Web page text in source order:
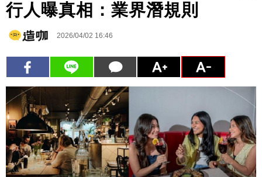
行人曝真相：業界潛規則
2026/04/02 16:46